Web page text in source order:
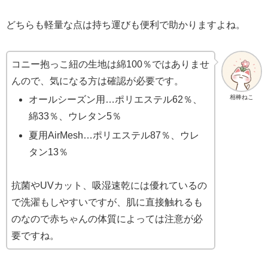
どちらも軽量な点は持ち運びも便利で助かりますよね。
相棒ねこ
コニー抱っこ紐の生地は綿100％ではありませ
んので、気になる方は確認が必要です。
オールシーズン用…ポリエステル62％、
綿33％、ウレタン5％
夏用AirMesh…ポリエステル87％、ウレ
タン13％
抗菌やUVカット、吸湿速乾には優れているの
で洗濯もしやすいですが、肌に直接触れるも
のなので赤ちゃんの体質によっては注意が必
要ですね。